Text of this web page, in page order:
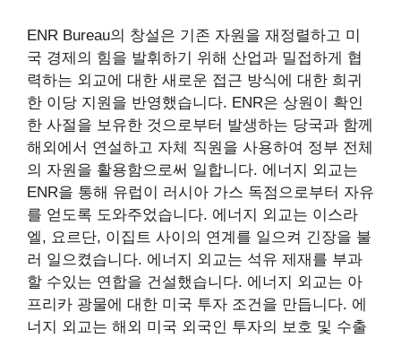
ENR Bureau의 창설은 기존 자원을 재정렬하고 미
국 경제의 힘을 발휘하기 위해 산업과 밀접하게 협
력하는 외교에 대한 새로운 접근 방식에 대한 희귀
한 이당 지원을 반영했습니다. ENR은 상원이 확인
한 사절을 보유한 것으로부터 발생하는 당국과 함께
해외에서 연설하고 자체 직원을 사용하여 정부 전체
의 자원을 활용함으로써 일합니다. 에너지 외교는
ENR을 통해 유럽이 러시아 가스 독점으로부터 자유
를 얻도록 도와주었습니다. 에너지 외교는 이스라
엘, 요르단, 이집트 사이의 연계를 일으켜 긴장을 불
러 일으켰습니다. 에너지 외교는 석유 제재를 부과
할 수있는 연합을 건설했습니다. 에너지 외교는 아
프리카 광물에 대한 미국 투자 조건을 만듭니다. 에
너지 외교는 해외 미국 외국인 투자의 보호 및 수출